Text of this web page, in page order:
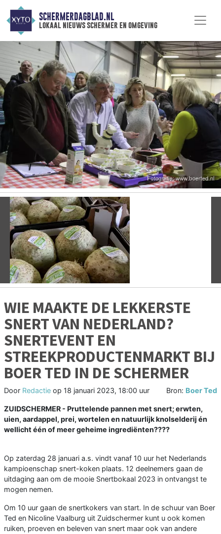
SCHERMERDAGBLAD.NL
lokaal nieuws schermer en omgeving
Vorige
WIE MAAKTE DE LEKKERSTE
SNERT VAN NEDERLAND?
SNERTEVENT EN
STREEKPRODUCTENMARKT BIJ
BOER TED IN DE SCHERMER
Door Redactie op 18 januari 2023, 18:00 uur Bron: Boer Ted
ZUIDSCHERMER - Pruttelende pannen met snert; erwten,
uien, aardappel, prei, wortelen en natuurlijk knolselderij én
wellicht één of meer geheime ingrediënten????
Op zaterdag 28 januari a.s. vindt vanaf 10 uur het Nederlands
kampioenschap snert-koken plaats. 12 deelnemers gaan de
uitdaging aan om de mooie Snertbokaal 2023 in ontvangst te
mogen nemen.
Om 10 uur gaan de snertkokers van start. In de schuur van Boer
Ted en Nicoline Vaalburg uit Zuidschermer kunt u ook komen
ruiken, proeven en beleven van snert maar ook van andere